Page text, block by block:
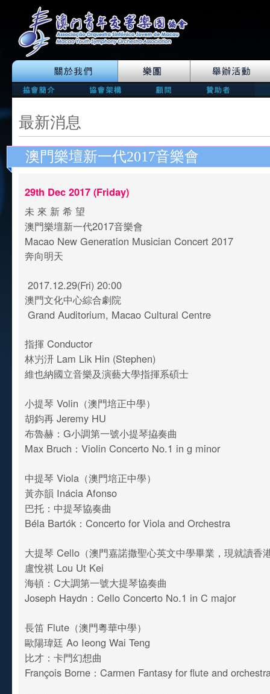
最新消息
澳門樂壇新一代2017音樂會
29th Dec 2017 (Friday)
未 來 新 希 望
澳門樂壇新一代2017音樂會
Macao New Generation Musician Concert 2017
奔向明天
2017.12.29(Fri) 20:00
澳門文化中心綜合劇院
Grand Auditorium, Macao Cultural Centre
指揮 Conductor
林屶汧 Lam Lik Hin (Stephen)
維也納國立音樂及演藝大學指揮系碩士
小提琴 Volin（澳門培正中學）
胡鈞再 Jeremy HU
布魯赫：G小調第一號小提琴拹奏曲
Max Bruch：Violin Concerto No.1 in g minor
中提琴 Viola（澳門培正中學）
黃亦韻 Inácia Afonso
巴托：中提琴協奏曲
Béla Bartók：Concerto for Viola and Orchestra
大提琴 Cello（澳門嘉諾撒聖心英文中學畢業，現就讀香
盧悅祺 Lou Ut Kei
海頓：C大調第一號大提琴協奏曲
Joseph Haydn：Cello Concerto No.1 in C major
長笛 Flute（澳門粵華中學）
歐陽瑋廷 Ao Ieong Wai Teng
比才：卡門幻想曲
François Borne：Carmen Fantasy for flute and